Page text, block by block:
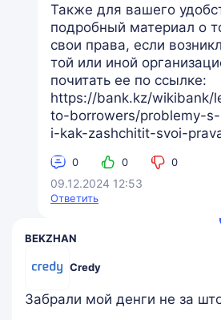
Также для вашего
подробный материал о
свои права, если
той или иной
почитать ее по ссылке:
https://bank.kz/wikibank/
to-borrowers/problemy-
i-kak-zashchitit-svoi-
0 0 0
09.12.2024 12:53
Ответить
BEKZHAN
Credy
Забрали мой денги не за